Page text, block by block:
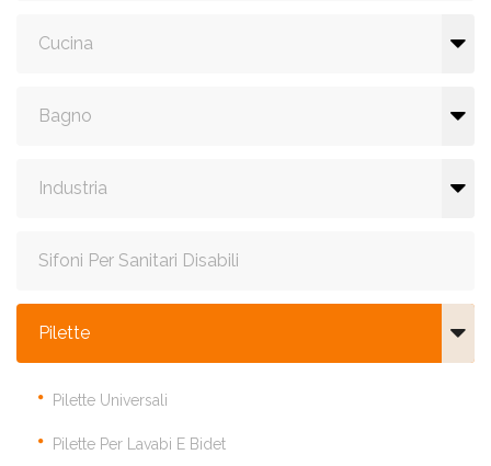
Cucina
Bagno
Industria
Sifoni Per Sanitari Disabili
Pilette
Pilette Universali
Pilette Per Lavabi E Bidet